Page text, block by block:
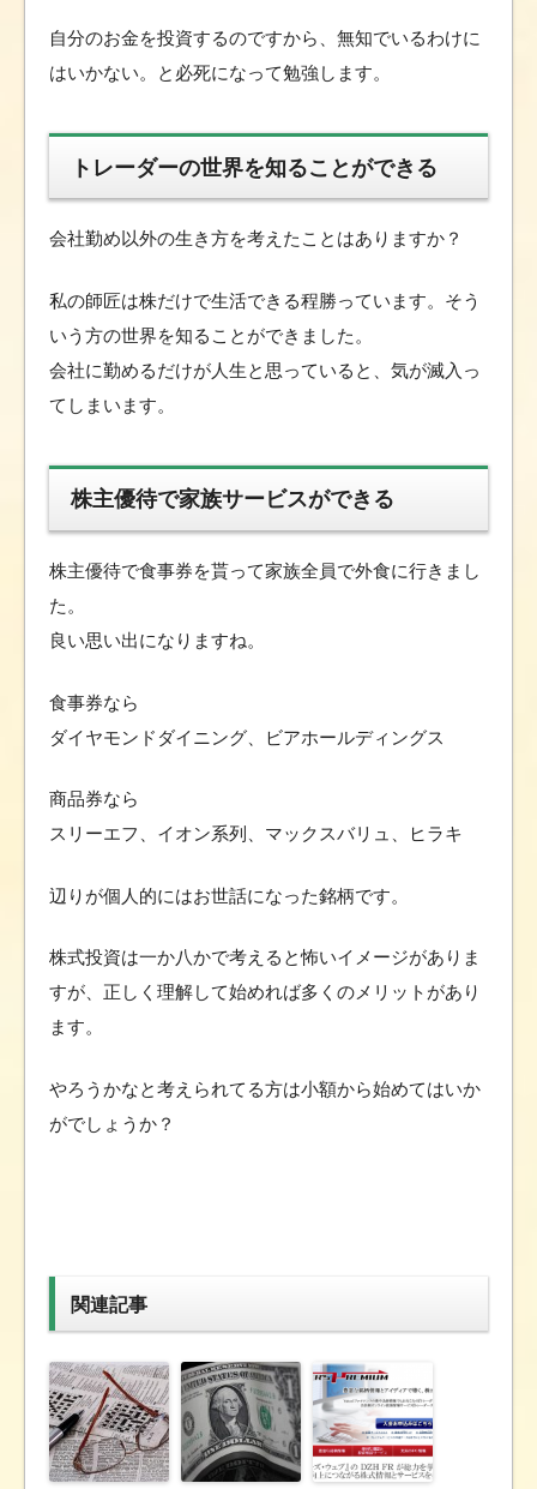
自分のお金を投資するのですから、無知でいるわけに
はいかない。と必死になって勉強します。
トレーダーの世界を知ることができる
会社勤め以外の生き方を考えたことはありますか？
私の師匠は株だけで生活できる程勝っています。そう
いう方の世界を知ることができました。
会社に勤めるだけが人生と思っていると、気が滅入っ
てしまいます。
株主優待で家族サービスができる
株主優待で食事券を貰って家族全員で外食に行きまし
た。
良い思い出になりますね。
食事券なら
ダイヤモンドダイニング、ビアホールディングス
商品券なら
スリーエフ、イオン系列、マックスバリュ、ヒラキ
辺りが個人的にはお世話になった銘柄です。
株式投資は一か八かで考えると怖いイメージがありま
すが、正しく理解して始めれば多くのメリットがあり
ます。
やろうかなと考えられてる方は小額から始めてはいか
がでしょうか？
関連記事